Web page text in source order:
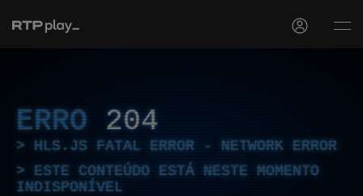
ERRO 204
HLS.JS FATAL ERROR - NETWORK ERROR
ESTE CONTEÚDO ESTÁ NESTE MOMENTO
INDISPONÍVEL